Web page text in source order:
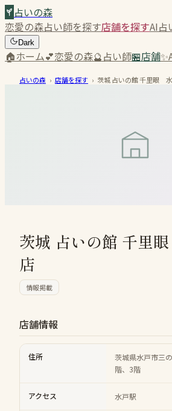
占いの森
恋愛の森占い師を探す店舗を探すAI占
Dark
🏠ホーム💕恋愛の森🔮占い師🏪店舗✨
占いの森 › 店舗を探す › 茨城 占いの館 千里眼
茨城 占いの館 千里
店
情報掲載
店舗情報
住所
茨城県水戸市三
階、3階
アクセス 水戸駅